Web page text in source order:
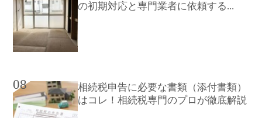
の初期対応と専門業者に依頼する...
08
相続税申告に必要な書類（添付書類）
はコレ！相続税専門のプロが徹底解説